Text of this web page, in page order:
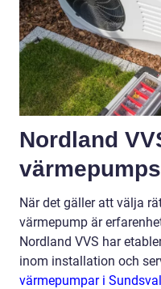
Nordland
När det gäller att välja
värmepump är
Nordland VVS har
inom installation och
värmepumpar i